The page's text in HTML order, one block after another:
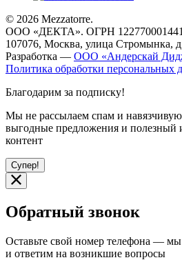
© 2026 Mezzatorre.
ООО «ДЕКТА». ОГРН
107076, Москва, улица Стромынка,
Разработка — ООО «Андерскай
Политика обработки персональных
Благодарим за подписку!
Мы не рассылаем спам и навязчивую
выгодные предложения и
контент
Супер!
Обратный звонок
Оставьте свой номер телефона —
и ответим на возникшие вопросы